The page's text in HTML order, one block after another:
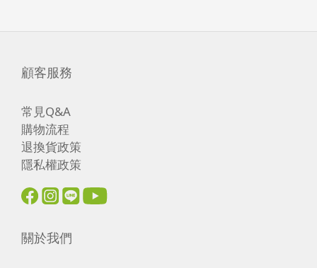
顧客服務
常見Q&A
購物流程
退換貨政策
隱私權政策
關於我們